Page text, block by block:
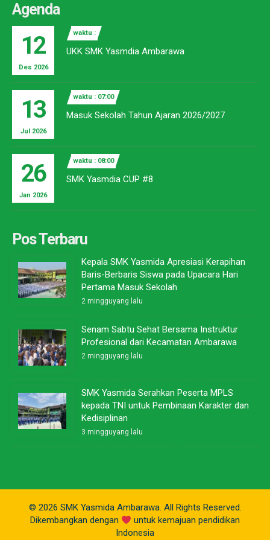
Agenda
12
Des 2026
waktu :
UKK SMK Yasmdia Ambarawa
13
Jul 2026
waktu : 07:00
Masuk Sekolah Tahun Ajaran 2026/2027
26
Jan 2026
waktu : 08:00
SMK Yasmdia CUP #8
Pos Terbaru
Kepala SMK Yasmida Apresiasi Kerapihan
Baris-Berbaris Siswa pada Upacara Hari
Pertama Masuk Sekolah
2 mingguyang lalu
Senam Sabtu Sehat Bersama Instruktur
Profesional dari Kecamatan Ambarawa
2 mingguyang lalu
SMK Yasmida Serahkan Peserta MPLS
kepada TNI untuk Pembinaan Karakter dan
Kedisiplinan
3 mingguyang lalu
© 2026 SMK Yasmida Ambarawa. All Rights Reserved.
Dikembangkan dengan
untuk kemajuan pendidikan
Indonesia